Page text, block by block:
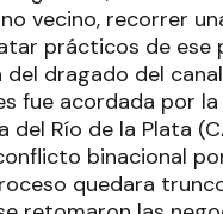
vecino, recorrer
prácticos de ese
dragado del
fue acordada por
Río de la Plata
binacional
quedara